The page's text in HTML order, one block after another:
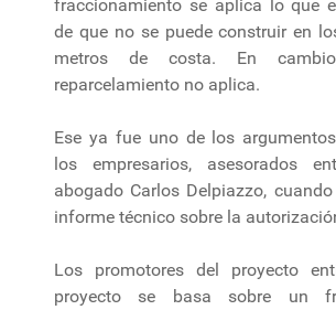
fraccionamiento se aplica lo que
de que no se puede construir en
metros de costa. En
reparcelamiento no aplica.
Ese ya fue uno de los
los empresarios, asesorados
abogado Carlos Delpiazzo,
informe técnico sobre la
Los promotores del proyecto
proyecto se basa sobre un